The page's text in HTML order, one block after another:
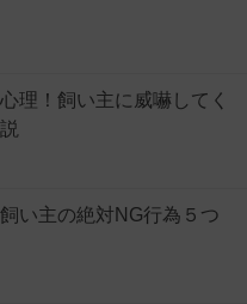
理！飼い主に威嚇してく
い主の絶対NG行為５つ